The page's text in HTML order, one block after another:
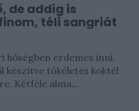
de addig is
téli sangriát
hőségben érdemes inni,
készítve tökéletes koktél
Kétféle alma...